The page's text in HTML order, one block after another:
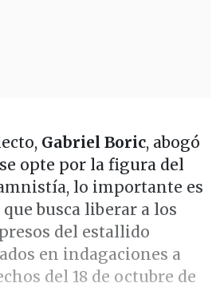
Gabriel Boric, abogó
opte por la figura del
lo importante es
busca liberar a los
del estallido
en indagaciones a
del 18 de octubre de